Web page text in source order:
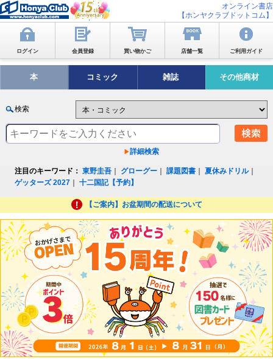
オンライン書店
【ホンヤクラブドットコム】
ログイン 会員登録 買い物かご 店舗一覧 ご利用ガイド
本 コミック 雑誌 その他商材
検索
詳細検索
注目のキーワード： 東野圭吾 グローグー ｜課題図書 ｜夏休みドリル｜
ゲッターズ 2027 ｜十二国記【予約】
【ご案内】お盆期間の配送について